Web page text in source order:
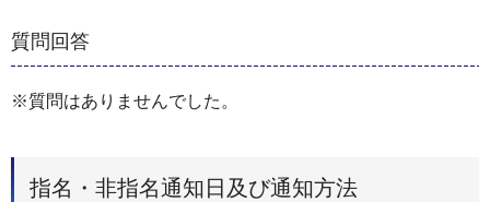
質問回答
※質問はありませんでした。
指名・非指名通知日及び通知方法